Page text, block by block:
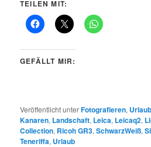
TEILEN MIT:
GEFÄLLT MIR:
Veröffentlicht unterFotografieren, Urlaub
Kanaren, Landschaft, Leica, Leicaq2,
Collection, Ricoh GR3,SchwarzWeiß,
Teneriffa, Urlaub